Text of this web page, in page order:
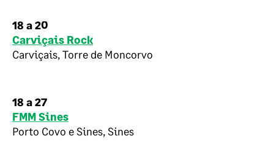
18 a 20
Carviçais Rock
Carviçais, Torre de Moncorvo
18 a 27
FMM Sines
Porto Covo e Sines, Sines